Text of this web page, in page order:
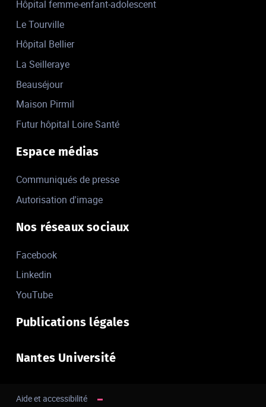
Hôpital femme-enfant-adolescent
Le Tourville
Hôpital Bellier
La Seilleraye
Beauséjour
Maison Pirmil
Futur hôpital Loire Santé
Espace médias
Communiqués de presse
Autorisation d'image
Nos réseaux sociaux
Facebook
Linkedin
YouTube
Publications légales
Nantes Université
Aide et accessibilité